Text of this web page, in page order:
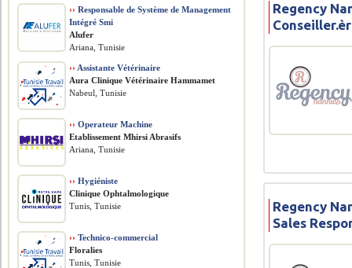
Regency
Regency
Sales
›› Responsable de Système de Management
Intégré Smi
Alufer
Ariana, Tunisie
›› Assistante Vétérinaire
Aura Clinique Vétérinaire Hammamet
Nabeul, Tunisie
›› Operateur Machine
Etablissement Mhirsi Abrasifs
Ariana, Tunisie
›› Hygiéniste
Clinique Ophtalmologique
Tunis, Tunisie
›› Technico-commercial
Floralies
Tunis, Tunisie